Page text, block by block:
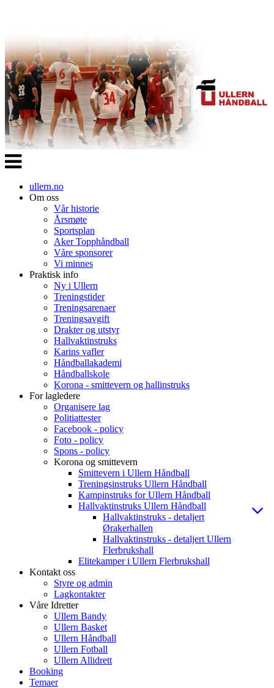
Veksle
navigasjon
ullern.no
Om oss
Vår historie
Årsmøte
Sportsplan
Aker Topphåndball
Våre sponsorer
Vi minnes
Praktisk info
Ny i Ullern
Treningstider
Treningsarenaer
Treningsavgift
Drakter og utstyr
Hallvaktinstruks
Karins vafler
Håndballakademi
Håndballskole
Korona - smittevern og hallinstruks
For lagledere
Organisere lag
Politiattester
Facebook - policy
Foto - policy
Spons - policy
Korona og smittevern
Smittevern i Ullern Håndball
Treningsinstruks Ullern Håndball
Kampinstruks for Ullern Håndball
Hallvaktinstruks Ullern Håndball
Hallvaktinstruks - detaljert
Ørakerhallen
Hallvaktinstruks - detaljert Ullern
Flerbrukshall
Elitekamper i Ullern Flerbrukshall
Kontakt oss
Styre og admin
Lagkontakter
Våre Idretter
Ullern Bandy
Ullern Basket
Ullern Håndball
Ullern Fotball
Ullern Allidrett
Booking
Temaer